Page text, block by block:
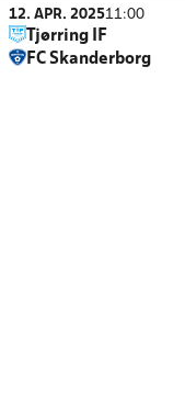
12. APR. 202511:00
Tjørring IF
FC Skanderborg